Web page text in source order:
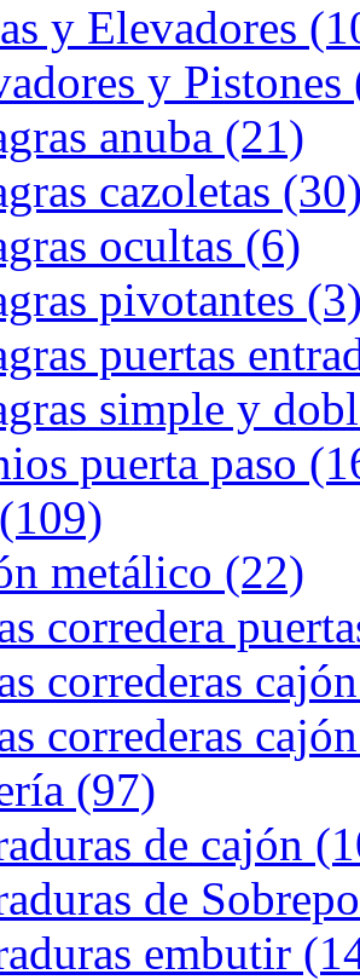
y Elevadores
y Pistones
anuba (21)
cazoletas
ocultas (6)
pivotantes
puertas
simple y
puerta paso
metálico (22)
corredera
correderas
correderas
(97)
de cajón
de
embutir